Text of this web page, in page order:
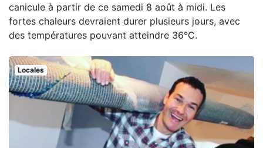
canicule à partir de ce samedi 8 août à midi. Les
fortes chaleurs devraient durer plusieurs jours, avec
des températures pouvant atteindre 36°C.
Locales